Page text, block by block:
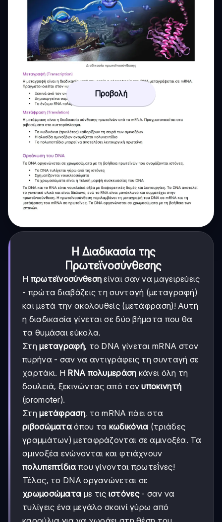
Προβολή
Η Διαδικασία της
Πρωτεϊνοσύνθεσης
Η πρωτεϊνοσύνθεση είναι σαν να μαγειρεύεις
- πρώτα διαβάζεις τη συνταγή (μεταγραφή)
και μετά την ακολουθείς (μετάφραση)! Αυτή
η διαδικασία γίνεται σε δύο βήματα που θα
τα θυμάσαι εύκολα.
Στημεταγραφή, το DNA γίνεται mRNA στον
πυρήνα - σαν να αντιγράφεις τη συνταγή σε
χαρτάκι. Η RNA πολυμεράση κάνει όλη τη
δουλειά, ξεκινώντας από τονυποκινητή
(promoter).
Στημετάφραση, το mRNA πάει στα
ριβοσώματα όπου τα κωδικόνια (τριάδες
γραμμάτων) μεταφράζονται σε αμινοξέα. Τα
αμινοξέα ενώνονται και φτιάχνουν
πολυπεπτίδια που γίνονται πρωτεΐνες!
Τέλος, το DNA οργανώνεται σε
χρωμοσώματα με τις ιστόνες- σαν να
τυλίγεις ένα μεγάλο σκοινί γύρω από